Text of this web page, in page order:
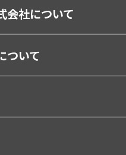
せん。
サイトでのクッキー
の使用について
ラウザの設定でクッキー
許可している場合、当社
でクッキーまたは同種の
ビーコンなど）を使用し
による当社Webサイトの
のデータ（以下、「閲覧
会社について
ついて